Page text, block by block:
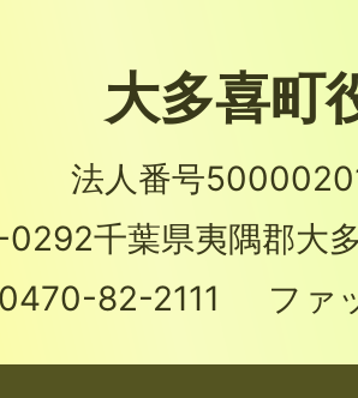
大多喜町
法人番号
0292千葉県夷隅郡大
0470-82-2111 ファ